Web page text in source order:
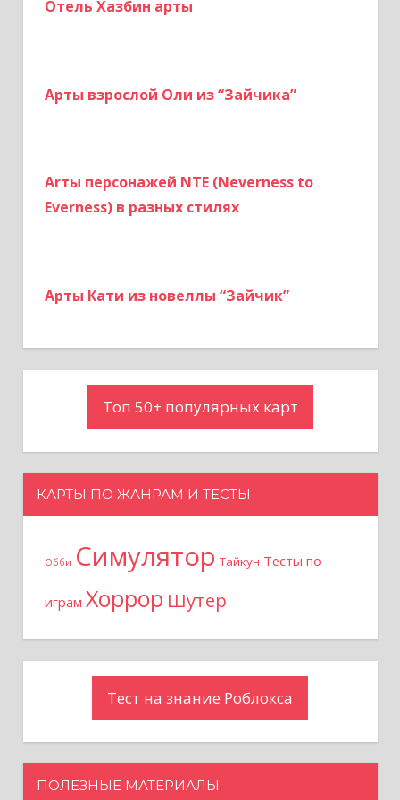
Отель Хазбин арты
Арты взрослой Оли из “Зайчика”
Arты персонажей NTE (Neverness to
Everness) в разных стилях
Арты Кати из новеллы “Зайчик”
Топ 50+ популярных карт
КАРТЫ ПО ЖАНРАМ И ТЕСТЫ
Обби Симулятор Тайкун Тесты по
играм Хоррор Шутер
Тест на знание Роблокса
ПОЛЕЗНЫЕ МАТЕРИАЛЫ